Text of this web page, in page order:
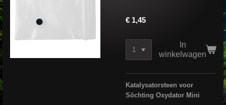
€ 1,45
In
winkelwagen
Katalysatorsteen voor
Söchting Oxydator Mini